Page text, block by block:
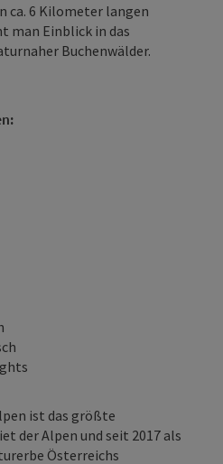
ca. 6 Kilometer langen
man Einblick in das
Buchenwälder.
ist das größte
der Alpen und seit 2017 als
Österreichs